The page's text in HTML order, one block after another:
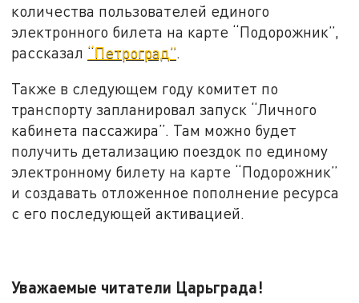
количества пользователей единого
электронного билета на карте “Подорожник”,
рассказал “Петроград”.
Также в следующем году комитет по
транспорту запланировал запуск “Личного
кабинета пассажира”. Там можно будет
получить детализацию поездок по единому
электронному билету на карте “Подорожник”
и создавать отложенное пополнение ресурса
с его последующей активацией.
Уважаемые читатели Царьграда!